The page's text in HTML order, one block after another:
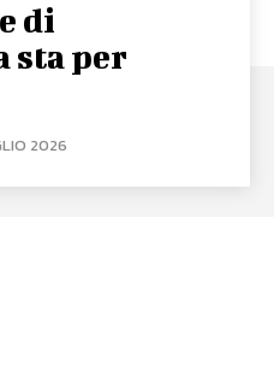
di
sta per
2026